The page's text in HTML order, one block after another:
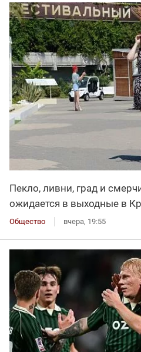
Пекло, ливни, град и
ожидается в выходные в
Общество вчера, 19:55